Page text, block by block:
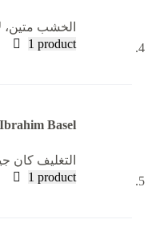
الخشب متين،
1 product
Ibrahim Basel
التغليف كان
1 product